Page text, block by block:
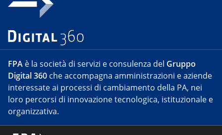
FPA è la società di servizi e consulenza del Gruppo
Digital 360 che accompagna amministrazioni e aziende
interessate ai processi di cambiamento della PA, nei
loro percorsi di innovazione tecnologica, istituzionale e
organizzativa.